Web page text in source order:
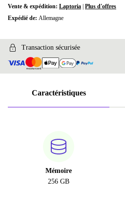
Vente & expédition: Laptoria Plus d'offres
Expédié de: Allemagne
Transaction sécurisée
Caractéristiques
Mémoire
256 GB